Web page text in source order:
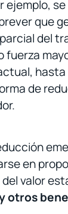
ejemplo,
que
del
de
en
valor
otros